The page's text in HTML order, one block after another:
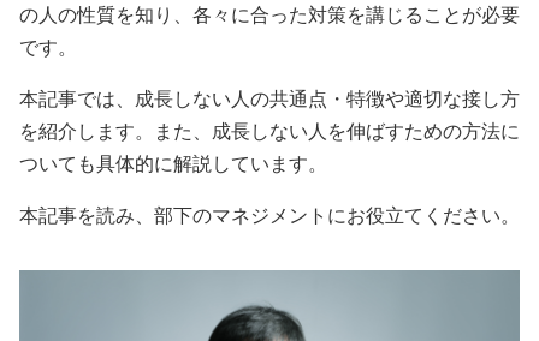
の人の性質を知り、各々に合った対策を講じることが必要
です。
本記事では、成長しない人の共通点・特徴や適切な接し方
を紹介します。また、成長しない人を伸ばすための方法に
ついても具体的に解説しています。
本記事を読み、部下のマネジメントにお役立てください。